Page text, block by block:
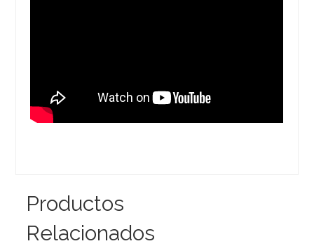
Productos
Relacionados